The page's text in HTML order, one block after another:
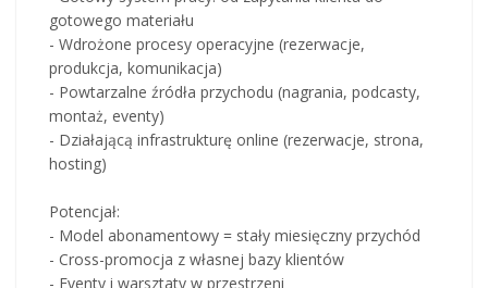
gotowego materiału
- Wdrożone procesy operacyjne (rezerwacje,
produkcja, komunikacja)
- Powtarzalne źródła przychodu (nagrania, podcasty,
montaż, eventy)
- Działającą infrastrukturę online (rezerwacje, strona,
hosting)
Potencjał:
- Model abonamentowy = stały miesięczny przychód
- Cross-promocja z własnej bazy klientów
- Eventy i warsztaty w przestrzeni